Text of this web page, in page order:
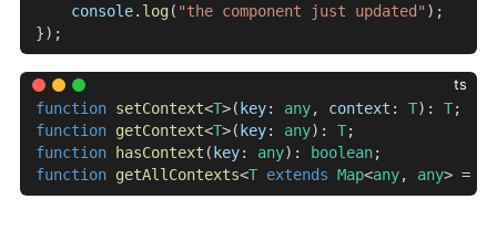
    console
. log( "the component just updated" );
});
ts
function setContext<T>( key: any, context : T): T;
function getContext<T>( key: any): T;
function hasContext ( key: any): boolean;
function getAllContexts<T extends Map<any, any> =